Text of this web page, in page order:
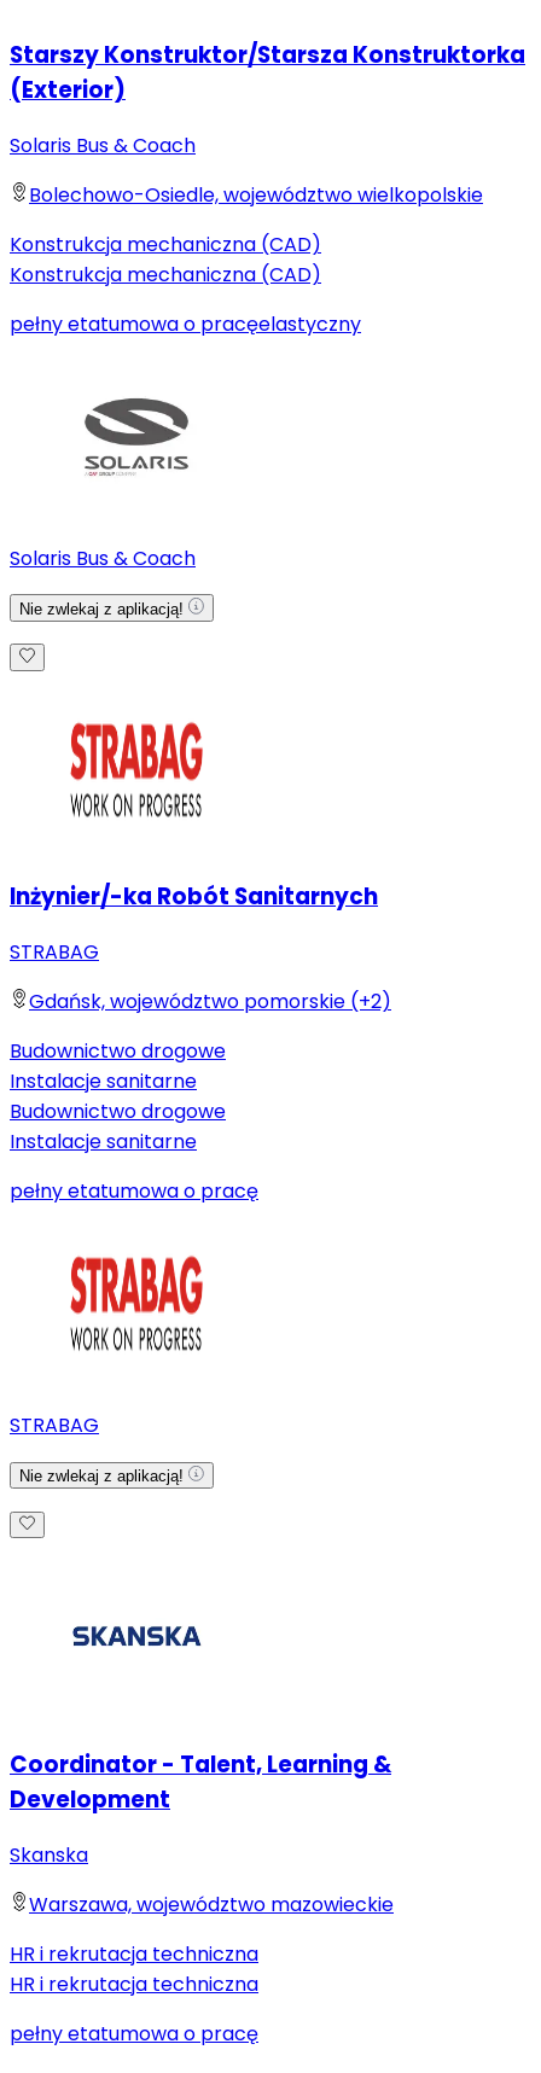
Starszy Konstruktor/Starsza Konstruktorka
(Exterior)
Solaris Bus & Coach
Bolechowo-Osiedle, województwo wielkopolskie
Konstrukcja mechaniczna (CAD)
Konstrukcja mechaniczna (CAD)
pełny etatumowa o pracęelastyczny
Solaris Bus & Coach
Nie zwlekaj z aplikacją!
Inżynier/-ka Robót Sanitarnych
STRABAG
Gdańsk, województwo pomorskie (+2)
Budownictwo drogowe
Instalacje sanitarne
Budownictwo drogowe
Instalacje sanitarne
pełny etatumowa o pracę
STRABAG
Nie zwlekaj z aplikacją!
Coordinator - Talent, Learning &
Development
Skanska
Warszawa, województwo mazowieckie
HR i rekrutacja techniczna
HR i rekrutacja techniczna
pełny etatumowa o pracę